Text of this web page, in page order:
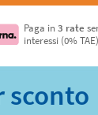
Paga in 3 rate
interessi (0% TAE)